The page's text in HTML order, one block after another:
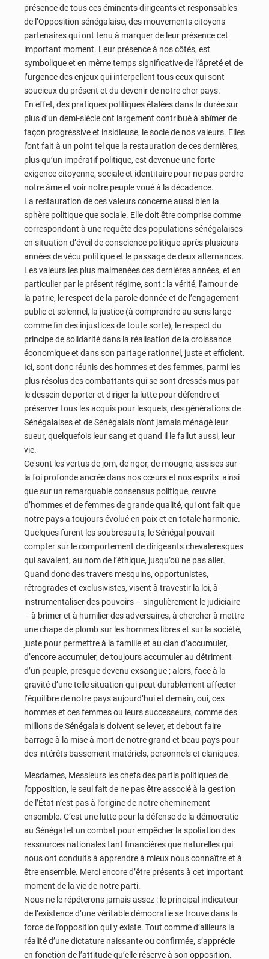
présence de tous ces éminents dirigeants et responsables
de l’Opposition sénégalaise, des mouvements citoyens
partenaires qui ont tenu à marquer de leur présence cet
important moment. Leur présence à nos côtés, est
symbolique et en même temps significative de l’âpreté et de
l’urgence des enjeux qui interpellent tous ceux qui sont
soucieux du présent et du devenir de notre cher pays.
En effet, des pratiques politiques étalées dans la durée sur
plus d’un demi-siècle ont largement contribué à abîmer de
façon progressive et insidieuse, le socle de nos valeurs. Elles
l’ont fait à un point tel que la restauration de ces dernières,
plus qu’un impératif politique, est devenue une forte
exigence citoyenne, sociale et identitaire pour ne pas perdre
notre âme et voir notre peuple voué à la décadence.
La restauration de ces valeurs concerne aussi bien la
sphère politique que sociale. Elle doit être comprise comme
correspondant à une requête des populations sénégalaises
en situation d’éveil de conscience politique après plusieurs
années de vécu politique et le passage de deux alternances.
Les valeurs les plus malmenées ces dernières années, et en
particulier par le présent régime, sont : la vérité, l’amour de
la patrie, le respect de la parole donnée et de l’engagement
public et solennel, la justice (à comprendre au sens large
comme fin des injustices de toute sorte), le respect du
principe de solidarité dans la réalisation de la croissance
économique et dans son partage rationnel, juste et efficient.
Ici, sont donc réunis des hommes et des femmes, parmi les
plus résolus des combattants qui se sont dressés mus par
le dessein de porter et diriger la lutte pour défendre et
préserver tous les acquis pour lesquels, des générations de
Sénégalaises et de Sénégalais n’ont jamais ménagé leur
sueur, quelquefois leur sang et quand il le fallut aussi, leur
vie.
Ce sont les vertus de jom, de ngor, de mougne, assises sur
la foi profonde ancrée dans nos cœurs et nos esprits ainsi
que sur un remarquable consensus politique, œuvre
d’hommes et de femmes de grande qualité, qui ont fait que
notre pays a toujours évolué en paix et en totale harmonie.
Quelques furent les soubresauts, le Sénégal pouvait
compter sur le comportement de dirigeants chevaleresques
qui savaient, au nom de l’éthique, jusqu’où ne pas aller.
Quand donc des travers mesquins, opportunistes,
rétrogrades et exclusivistes, visent à travestir la loi, à
instrumentaliser des pouvoirs – singulièrement le judiciaire
– à brimer et à humilier des adversaires, à chercher à mettre
une chape de plomb sur les hommes libres et sur la société,
juste pour permettre à la famille et au clan d’accumuler,
d’encore accumuler, de toujours accumuler au détriment
d’un peuple, presque devenu exsangue ; alors, face à la
gravité d’une telle situation qui peut durablement affecter
l’équilibre de notre pays aujourd’hui et demain, oui, ces
hommes et ces femmes ou leurs successeurs, comme des
millions de Sénégalais doivent se lever, et debout faire
barrage à la mise à mort de notre grand et beau pays pour
des intérêts bassement matériels, personnels et claniques.
Mesdames, Messieurs les chefs des partis politiques de
l’opposition, le seul fait de ne pas être associé à la gestion
de l’État n’est pas à l’origine de notre cheminement
ensemble. C’est une lutte pour la défense de la démocratie
au Sénégal et un combat pour empêcher la spoliation des
ressources nationales tant financières que naturelles qui
nous ont conduits à apprendre à mieux nous connaître et à
être ensemble. Merci encore d’être présents à cet important
moment de la vie de notre parti.
Nous ne le répéterons jamais assez : le principal indicateur
de l’existence d’une véritable démocratie se trouve dans la
force de l’opposition qui y existe. Tout comme d’ailleurs la
réalité d’une dictature naissante ou confirmée, s’apprécie
en fonction de l’attitude qu’elle réserve à son opposition.